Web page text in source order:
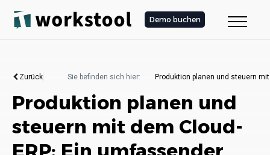
Demo buchen
Zurück Sie befinden sich hier: Produktion planen und steuern
Produktion planen und
steuern mit dem Cloud-